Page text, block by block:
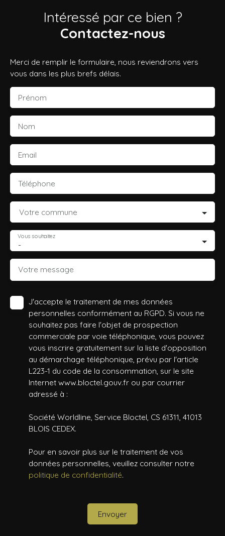
Intéressé par ce bien ?
Contactez-nous
Merci de remplir le formulaire, nous reviendrons vers
vous dans les plus brefs délais.
Prénom
Nom
Email
Téléphone
Votre commune
-
Vous souhaitez
Votre message
J'accepte le traitement de mes données
personnelles conformément au RGPD. Si vous ne
souhaitez pas faire l'objet de prospection
commerciale par voie téléphonique, vous pouvez
vous inscrire gratuitement sur la liste d'opposition
au démarchage téléphonique, prévu par l'article
L223-1 du code de la consommation, sur le site
Internet www.bloctel.gouv.fr ou par courrier
adressé à :
Société Worldline, Service Bloctel, CS 61311, 41013
BLOIS CEDEX.
Pour en savoir plus sur le traitement de vos
données personnelles, veuillez consulter notre
politique de confidentialité.
Envoyer